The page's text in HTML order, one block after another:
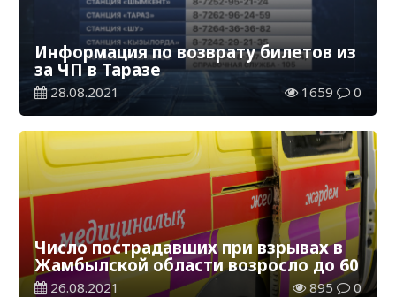
Информация по возврату билетов из
за ЧП в Таразе
28.08.2021 1659 0
Число пострадавших при взрывах в
Жамбылской области возросло до 60
26.08.2021 895 0